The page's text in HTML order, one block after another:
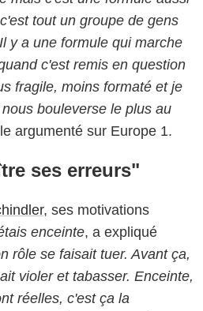
tout un groupe de gens
y a une formule qui marche
c'est remis en question
fragile, moins formaté et je
bouleverse le plus au
argumenté sur Europe 1.
ses erreurs"
, ses motivations
enceinte, a expliqué
rôle se faisait tuer. Avant ça,
violer et tabasser. Enceinte,
réelles, c'est ça la